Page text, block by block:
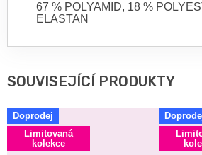
67 % POLYAMID, 18 %
ELASTAN
SOUVISEJÍCÍ PRODUKTY
Doprodej
Limitovaná
kolekce